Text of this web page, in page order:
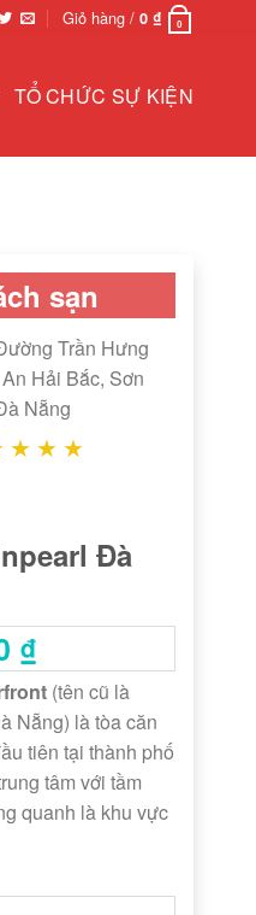
Giỏ hàng / 0 ₫ 0
TỔ CHỨC SỰ KIỆN
sạn
Trần Hưng
Hải Bắc, Sơn
Nẵng
★ ★ ★
Đà
₫
(tên cũ là
Nẵng) là tòa căn
tiên tại thành phố
tâm với tầm
quanh là khu vực